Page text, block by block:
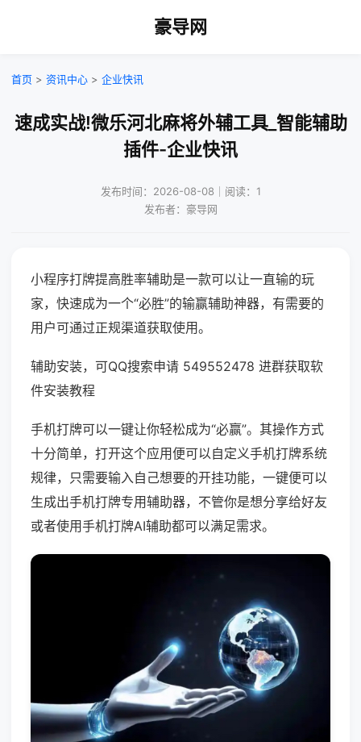
豪导网
首页 > 资讯中心 > 企业快讯
速成实战!微乐河北麻将外辅工具_智能辅助
插件-企业快讯
发布时间：2026-08-08｜阅读：1
发布者：豪导网
小程序打牌提高胜率辅助是一款可以让一直输的玩
家，快速成为一个“必胜”的输赢辅助神器，有需要的
用户可通过正规渠道获取使用。
辅助安装，可QQ搜索申请 549552478 进群获取软
件安装教程
手机打牌可以一键让你轻松成为“必赢”。其操作方式
十分简单，打开这个应用便可以自定义手机打牌系统
规律，只需要输入自己想要的开挂功能，一键便可以
生成出手机打牌专用辅助器，不管你是想分享给好友
或者使用手机打牌AI辅助都可以满足需求。